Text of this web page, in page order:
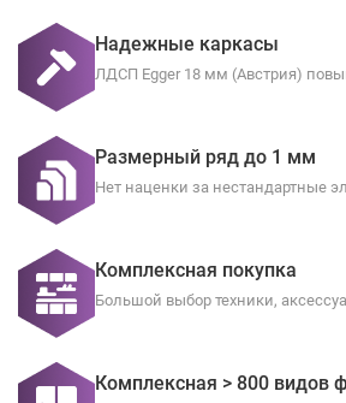
Надежные каркасы
ЛДСП Egger 18 мм (Австрия)
Размерный ряд до 1 мм
Нет наценки за нестандартные
Комплексная покупка
Большой выбор техники,
Комплексная > 800 видов